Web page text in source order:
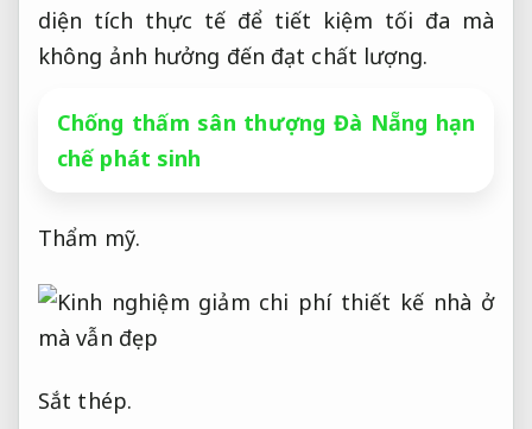
diện tích thực tế để tiết kiệm tối đa mà
không ảnh hưởng đến đạt chất lượng.
Chống thấm sân thượng Đà Nẵng hạn
chế phát sinh
Thẩm mỹ.
Sắt thép.